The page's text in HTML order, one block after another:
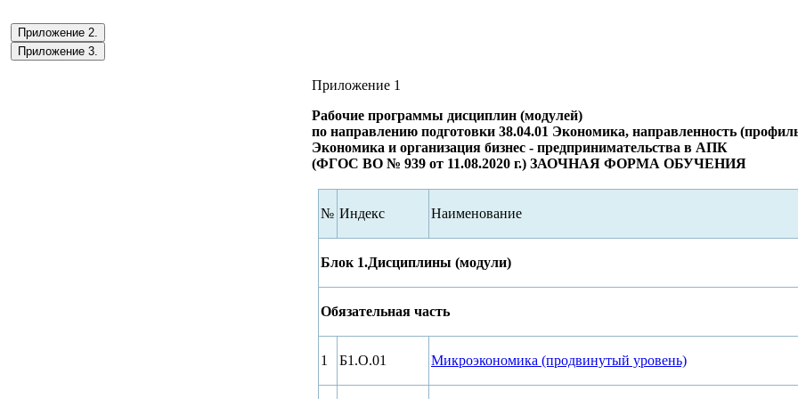
Приложение 2.
Приложение 3.
Приложение 1
Рабочие программы дисциплин (модулей)
по направлению подготовки 38.04.01 Экономика, направленность
Экономика и организация бизнес - предпринимательства в АПК
(ФГОС ВО № 939 от 11.08.2020 г.) ЗАОЧНАЯ ФОРМА ОБУЧЕНИЯ
№ Индекс Наименование
Блок 1.Дисциплины (модули)
Обязательная часть
1 Б1.О.01 Микроэкономика (продвинутый уровень)